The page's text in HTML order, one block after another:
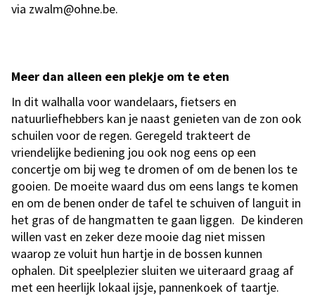
via zwalm@ohne.be.
Meer dan alleen een plekje om te eten
In dit walhalla voor wandelaars, fietsers en
natuurliefhebbers kan je naast genieten van de zon ook
schuilen voor de regen. Geregeld trakteert de
vriendelijke bediening jou ook nog eens op een
concertje om bij weg te dromen of om de benen los te
gooien. De moeite waard dus om eens langs te komen
en om de benen onder de tafel te schuiven of languit in
het gras of de hangmatten te gaan liggen. De kinderen
willen vast en zeker deze mooie dag niet missen
waarop ze voluit hun hartje in de bossen kunnen
ophalen. Dit speelplezier sluiten we uiteraard graag af
met een heerlijk lokaal ijsje, pannenkoek of taartje.